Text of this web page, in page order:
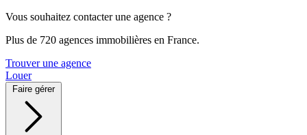
Vous souhaitez contacter une agence ?
Plus de 720 agences immobilières en France.
Trouver une agence
Louer
Faire gérer